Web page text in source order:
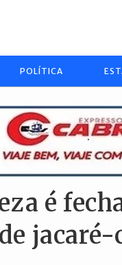
POLÍTICA
é
jacaré-